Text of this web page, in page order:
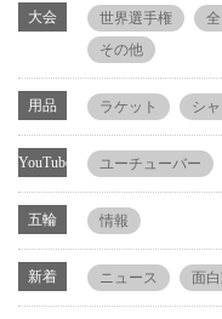
大会 世界選手権
その他
用品 ラケット シ
YouTube ユーチューバー
五輪 情報
新着 ニュース 面